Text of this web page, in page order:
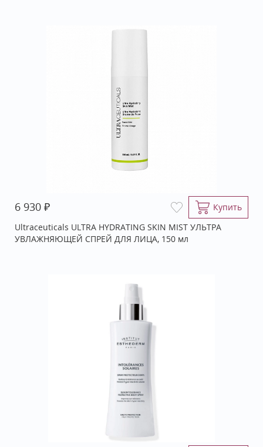
6 930 ₽
Купить
Ultraceuticals ULTRA HYDRATING SKIN MIST УЛЬТРА
УВЛАЖНЯЮЩЕЙ СПРЕЙ ДЛЯ ЛИЦА, 150 мл